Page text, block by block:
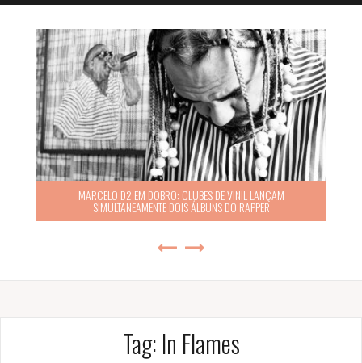
MARCELO D2 EM DOBRO: CLUBES DE VINIL LANÇAM
SIMULTANEAMENTE DOIS ÁLBUNS DO RAPPER
Tag: In Flames